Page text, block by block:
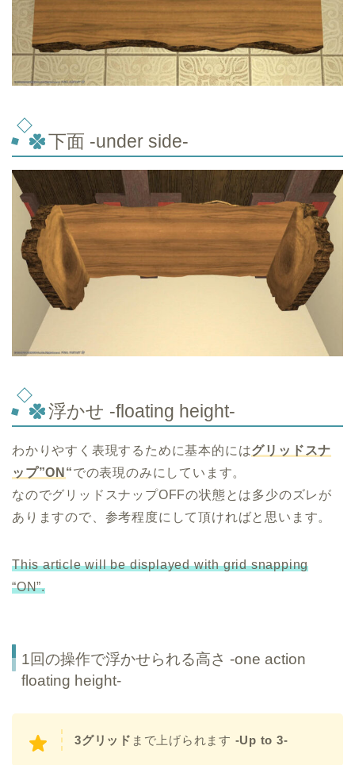
下面 -under side-
浮かせ -floating height-
わかりやすく表現するために基本的にはグリッドスナ
ップ”ON “での表現のみにしています。
なのでグリッドスナップOFFの状態とは多少のズレが
ありますので、参考程度にして頂ければと思います。
This article will be displayed with grid snapping
“ON”.
1回の操作で浮かせられる高さ -one action
floating height-
3グリッド まで上げられます -Up to 3-